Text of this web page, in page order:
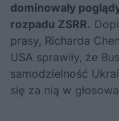
dominowały
rozpadu ZSRR.
prasy, Richarda
USA sprawiły, że
samodzielność
się za nią w